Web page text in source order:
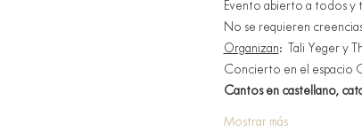
Evento abierto a todos y
No se requieren
Organizan:  Tali Yeger y
Concierto en el espacio
Cantos en castellano,
Mostrar más